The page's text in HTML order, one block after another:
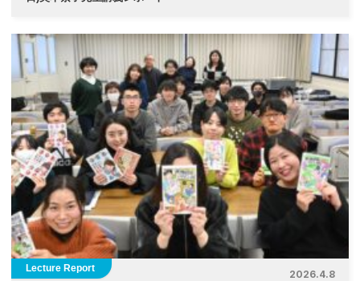
Lecture Report
2026.4.8